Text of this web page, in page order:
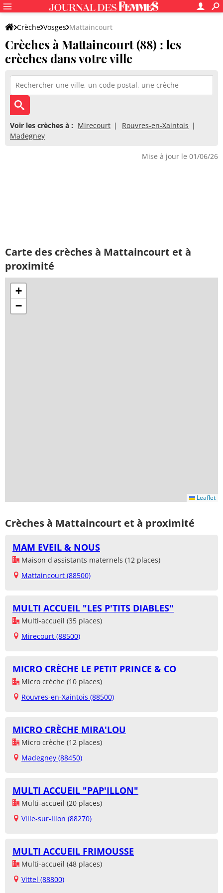
Crèche Vosges Mattaincourt
Crèches à Mattaincourt (88) : les
crèches dans votre ville
Voir les crèches à : Mirecourt
Rouvres-en-Xaintois
Madegney
Mise à jour le 01/06/26
Carte des crèches à Mattaincourt et à
proximité
+
−
Leaflet
Crèches à Mattaincourt et à proximité
MAM EVEIL & NOUS
Maison d'assistants maternels (12 places)
Mattaincourt (88500)
MULTI ACCUEIL "LES P'TITS DIABLES"
Multi-accueil (35 places)
Mirecourt (88500)
MICRO CRÈCHE LE PETIT PRINCE & CO
Micro crèche (10 places)
Rouvres-en-Xaintois (88500)
MICRO CRÈCHE MIRA'LOU
Micro crèche (12 places)
Madegney (88450)
MULTI ACCUEIL "PAP'ILLON"
Multi-accueil (20 places)
Ville-sur-Illon (88270)
MULTI ACCUEIL FRIMOUSSE
Multi-accueil (48 places)
Vittel (88800)